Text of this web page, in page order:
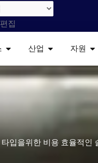
집
열려 있는 서비스​
산업 열려 있는 산업
자원
입을위한 비용 효율적인